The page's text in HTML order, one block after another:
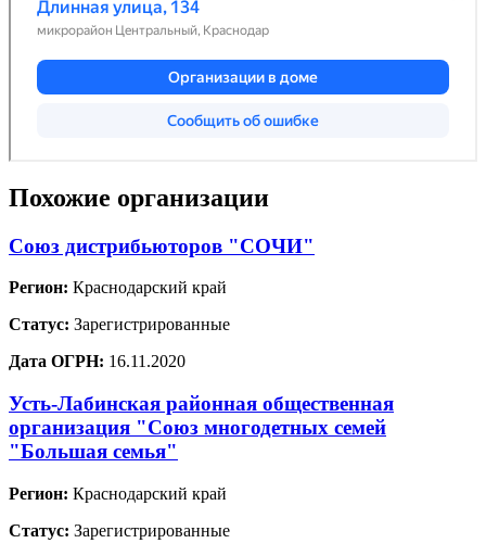
Похожие организации
Союз дистрибьюторов "СОЧИ"
Регион: Краснодарский край
Статус: Зарегистрированные
Дата ОГРН: 16.11.2020
Усть-Лабинская районная общественная
организация "Союз многодетных семей
"Большая семья"
Регион: Краснодарский край
Статус: Зарегистрированные